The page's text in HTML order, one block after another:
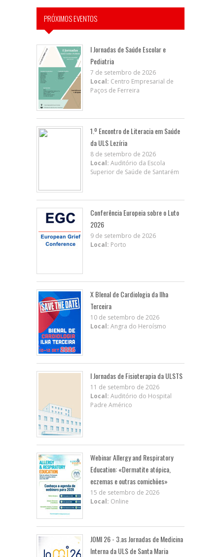
PRÓXIMOS EVENTOS
I Jornadas de Saúde Escolar e
Pediatria
7 de setembro de 2026
Local: Centro Empresarial de
Paços de Ferreira
1.º Encontro de Literacia em Saúde
da ULS Lezíria
8 de setembro de 2026
Local: Auditório da Escola
Superior de Saúde de Santarém
Conferência Europeia sobre o Luto
2026
9 de setembro de 2026
Local: Porto
X BIenal de Cardiologia da Ilha
Terceira
10 de setembro de 2026
Local: Angra do Heroísmo
I Jornadas de Fisioterapia da ULSTS
11 de setembro de 2026
Local: Auditório do Hospital
Padre Américo
Webinar Allergy and Respiratory
Education: «Dermatite atópica,
eczemas e outras comichões»
15 de setembro de 2026
Local: Online
JOMI 26 - 3.as Jornadas de Medicina
Interna da ULS de Santa Maria